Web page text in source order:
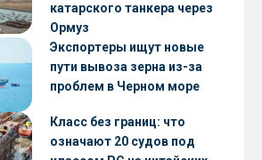
катарского танкера через
Ормуз
Экспортеры ищут новые
пути вывоза зерна из-за
проблем в Черном море
Класс без границ: что
означают 20 судов под